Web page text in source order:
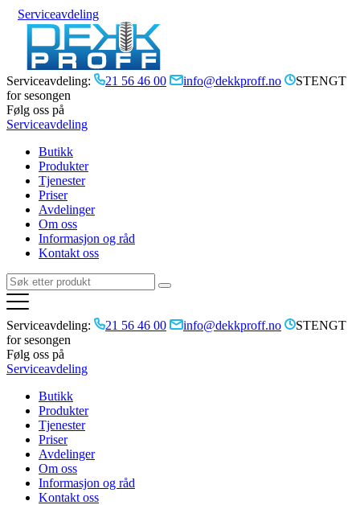
Serviceavdeling
Serviceavdeling: 21 56 46 00 info@dekkproff.no
STENGT
for sesongen
Følg oss på
Serviceavdeling
Butikk
Produkter
Tjenester
Priser
Avdelinger
Om oss
Informasjon og råd
Kontakt oss
Serviceavdeling: 21 56 46 00 info@dekkproff.no
STENGT
for sesongen
Følg oss på
Serviceavdeling
Butikk
Produkter
Tjenester
Priser
Avdelinger
Om oss
Informasjon og råd
Kontakt oss